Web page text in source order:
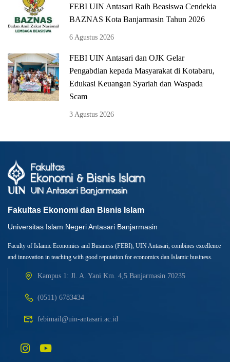
FEBI UIN Antasari Raih Beasiswa Cendekia
BAZNAS Kota Banjarmasin Tahun 2026
6 Agustus 2026
FEBI UIN Antasari dan OJK Gelar
Pengabdian kepada Masyarakat di Kotabaru,
Edukasi Keuangan Syariah dan Waspada
Scam
3 Agustus 2026
Fakultas Ekonomi dan Bisnis Islam
Universitas Islam Negeri Antasari Banjarmasin
Faculty of Islamic Economics and Business (FEBI), UIN Antasari, combines excellence
and innovation in teaching with good reputation for economics dan Islamic business.
Kampus 1: Jl. A. Yani Km. 4,5 Banjarmasin 70235
(0511) 6783434
febimail@uin-antasari.ac.id